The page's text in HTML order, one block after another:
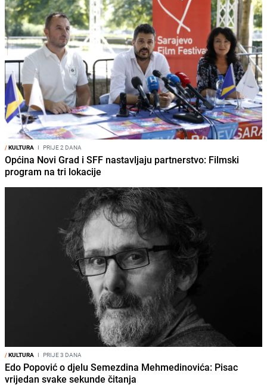
/KULTURA I PRIJE 2 DANA
Općina Novi Grad i SFF nastavljaju partnerstvo: Filmski
program na tri lokacije
/KULTURA I PRIJE 3 DANA
Edo Popović o djelu Semezdina Mehmedinovića: Pisac
vrijedan svake sekunde čitanja